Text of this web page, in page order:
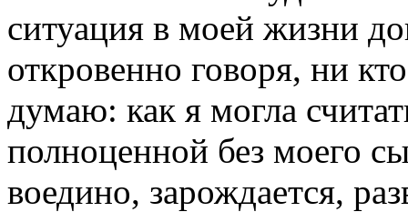
ситуация в моей жизни
откровенно говоря, ни
думаю: как я могла
полноценной без моего
воедино, зарождается,